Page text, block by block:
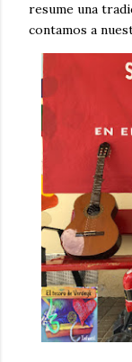
resume una
contamos a